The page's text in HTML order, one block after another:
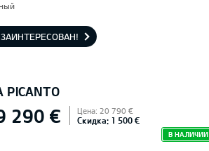
PICANTO
290 € Цена: 20 790 €
Скидка: 1 500 €
В НАЛИЧИИ